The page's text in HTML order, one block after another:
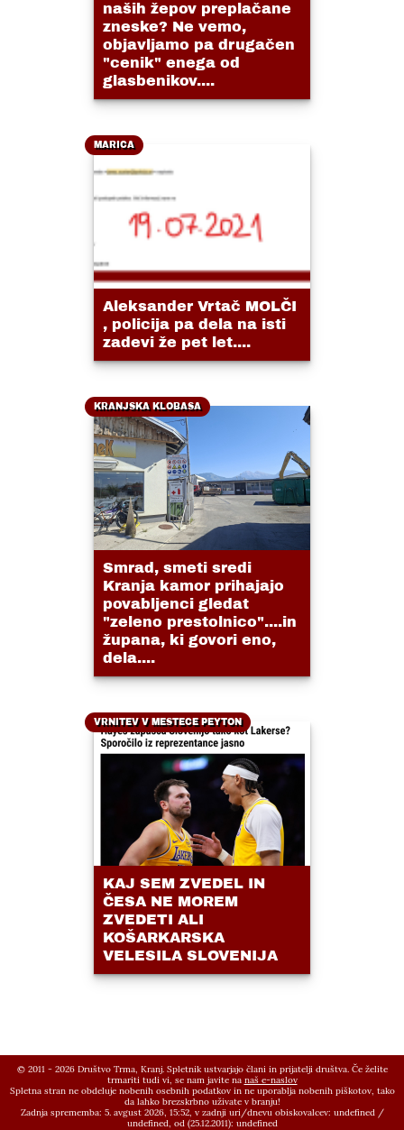
naših žepov preplačane
zneske? Ne vemo,
objavljamo pa drugačen
"cenik" enega od
glasbenikov....
MARICA
Aleksander Vrtač MOLČI
, policija pa dela na isti
zadevi že pet let....
KRANJSKA KLOBASA
Smrad, smeti sredi
Kranja kamor prihajajo
povabljenci gledat
"zeleno prestolnico"....in
župana, ki govori eno,
dela....
VRNITEV V MESTECE PEYTON
KAJ SEM ZVEDEL IN
ČESA NE MOREM
ZVEDETI ALI
KOŠARKARSKA
VELESILA SLOVENIJA
© 2011 - 2026 Društvo Trma, Kranj. Spletnik ustvarjajo člani in prijatelji društva. Če želite
trmariti tudi vi, se nam javite na naš e-naslov
Spletna stran ne obdeluje nobenih osebnih podatkov in ne uporablja nobenih piškotov, tako
da lahko brezskrbno uživate v branju!
Zadnja sprememba: 5. avgust 2026, 15:52, v zadnji uri/dnevu obiskovalcev: undefined/
undefined, od (25.12.2011): undefined